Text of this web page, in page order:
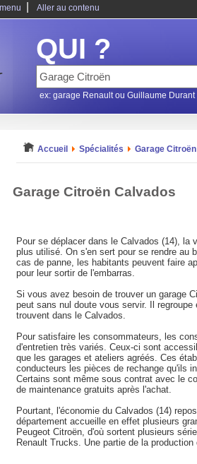
Aller au contenu
QUI ?
ex: garage Renault ou Guillaume Durant
Accueil Spécialités Garage Citroën
Garage Citroën Calvados
Pour se déplacer dans le Calvados (14), la
plus utilisé. On s'en sert pour se rendre au
cas de panne, les habitants peuvent faire
pour leur sortir de l'embarras.
Si vous avez besoin de trouver un garage
peut sans nul doute vous servir. Il
trouvent dans le Calvados.
Pour satisfaire les consommateurs, les
d'entretien très variés. Ceux-ci sont
que les garages et ateliers agréés. Ces
conducteurs les pièces de rechange qu'ils
Certains sont même sous contrat avec le
de maintenance gratuits après l'achat.
Pourtant, l'économie du Calvados (14)
département accueille en effet plusieurs
Peugeot Citroën, d'où sortent plusieurs
Renault Trucks. Une partie de la